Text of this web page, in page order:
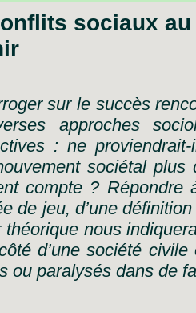
sociaux
sur le succès
approches
: ne proviendrait-
sociétal plus
compte ? Répondre
de jeu, d’une définition
théorique nous
d’une société civile
ou paralysés dans de